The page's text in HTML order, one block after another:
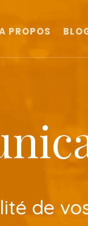
PROPOS
de